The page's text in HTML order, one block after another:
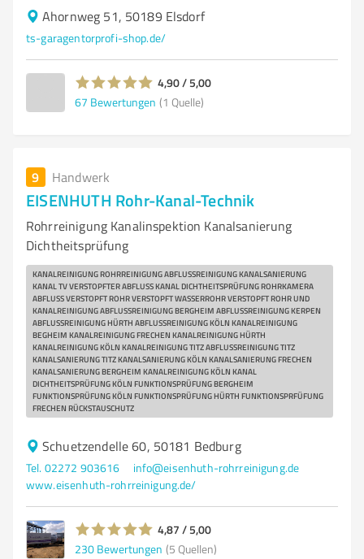
Ahornweg 51, 50189 Elsdorf
ts-garagentorprofi-shop.de/
4,90 / 5,00
67 Bewertungen (1 Quelle)
9 Handwerk
EISENHUTH Rohr-Kanal-Technik
Rohrreinigung Kanalinspektion Kanalsanierung
Dichtheitsprüfung
KANALREINIGUNG ROHRREINIGUNG ABFLUSSREINIGUNG KANALSANIERUNG
KANAL TV VERSTOPFTER ABFLUSS KANAL DICHTHEITSPRÜFUNG ROHRKAMERA
ABFLUSS VERSTOPFT ROHR VERSTOPFT WASSERROHR VERSTOPFT ROHR UND
KANALREINIGUNG ABFLUSSREINIGUNG BERGHEIM ABFLUSSREINIGUNG KERPEN
ABFLUSSREINIGUNG HÜRTH ABFLUSSREINIGUNG KÖLN KANALREINIGUNG
BEGHEIM KANALREINIGUNG FRECHEN KANALREINIGUNG HÜRTH
KANALREINIGUNG KÖLN KANALREINIGUNG TITZ ABFLUSSREINIGUNG TITZ
KANALSANIERUNG TITZ KANALSANIERUNG KÖLN KANALSANIERUNG FRECHEN
KANALSANIERUNG BERGHEIM KANALREINIGUNG KÖLN KANAL
DICHTHEITSPRÜFUNG KÖLN FUNKTIONSPRÜFUNG BERGHEIM
FUNKTIONSPRÜFUNG KÖLN FUNKTIONSPRÜFUNG HÜRTH FUNKTIONSPRFÜFUNG
FRECHEN RÜCKSTAUSCHUTZ
Schuetzendelle 60, 50181 Bedburg
Tel. 02272 903616
info@eisenhuth-rohrreinigung.de
www.eisenhuth-rohrreinigung.de/
4,87 / 5,00
230 Bewertungen (5 Quellen)